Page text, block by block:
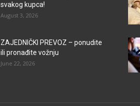
svakog kupca!
August 3, 2026
ZAJEDNIČKI PREVOZ – ponudite
ili pronađite vožnju
June 22, 2026